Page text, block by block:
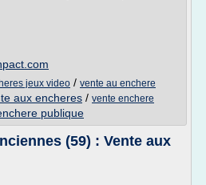
jeux video / vente au enchere
aux encheres / vente enchere
publique
(59) : Vente aux